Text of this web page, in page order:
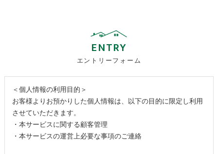
エントリーフォーム
ENTRY
＜個人情報の利用目的＞
お客様よりお預かりした個人情報は、以下の目的に限定し利用
させていただきます。
・本サービスに関する顧客管理
・本サービスの運営上必要な事項のご連絡